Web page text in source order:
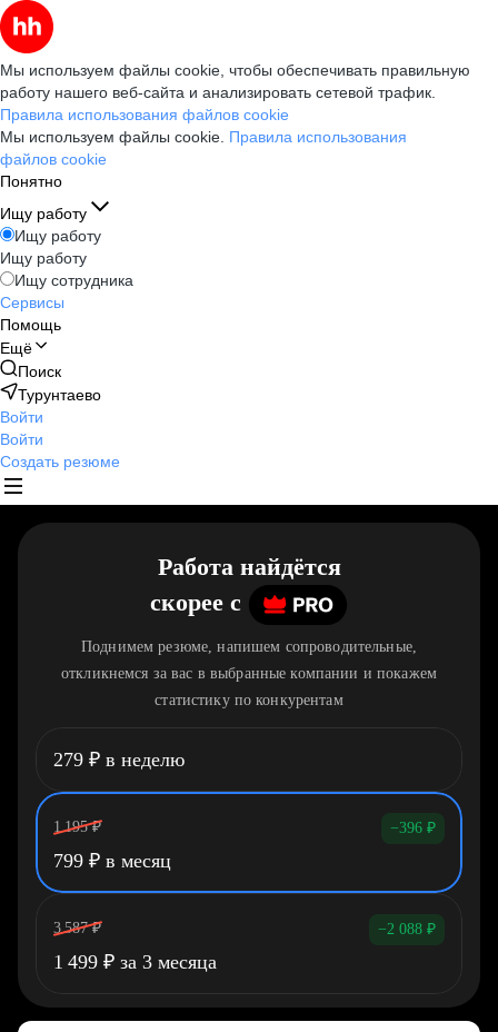
Мы используем файлы cookie, чтобы обеспечивать правильную
работу нашего веб-сайта и анализировать сетевой трафик.
Правила использования файлов cookie
Мы используем файлы cookie. Правила использования
файлов cookie
Понятно
Ищу работу
Ищу работу
Ищу работу
Ищу сотрудника
Сервисы
Помощь
Ещё
Поиск
Турунтаево
Войти
Войти
Создать резюме
Работа найдётся
скорее c
Поднимем резюме, напишем сопроводительные,
откликнемся за вас в выбранные компании и покажем
статистику по конкурентам
279 ₽ в неделю
1 195 ₽ −396 ₽
799 ₽ в месяц
3 587 ₽ −2 088 ₽
1 499 ₽ за 3 месяца